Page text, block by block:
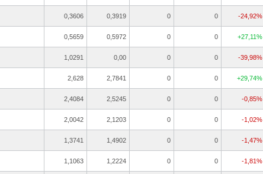
0,3606 0,3919 0 0 -24,92%
0,5659 0,5972 0 0 +27,11%
1,0291 0,00 0 0 -39,98%
2,628 2,7841 0 0 +29,74%
2,4084 2,5245 0 0 -0,85%
2,0042 2,1203 0 0 -1,02%
1,3741 1,4902 0 0 -1,47%
1,1063 1,2224 0 0 -1,81%